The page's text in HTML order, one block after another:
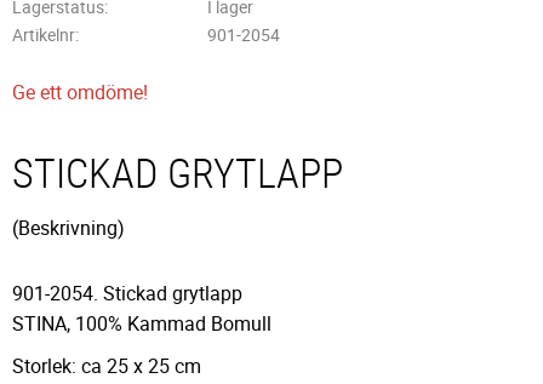
Lagerstatus
I lager
Artikelnr
901-2054
Ge ett omdöme!
STICKAD GRYTLAPP
(Beskrivning)
901-2054. Stickad grytlapp
STINA, 100% Kammad Bomull
Storlek: ca 25 x 25 cm